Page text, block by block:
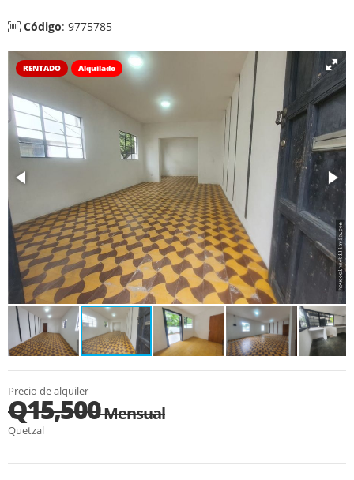
Código: 9775785
RENTADO Alquilado
Precio de alquiler
Q15,500Mensual
Quetzal